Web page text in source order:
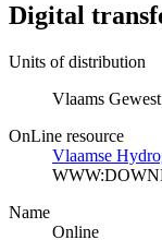
Digital
Units of distribution
Vlaams Gewest
OnLine resource
Vlaamse
Name
Online